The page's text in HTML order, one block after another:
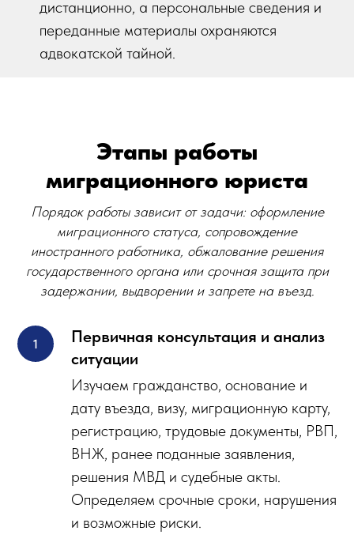
дистанционно, а персональные сведения и
переданные материалы охраняются
адвокатской тайной.
Этапы работы
миграционного юриста
Порядок работы зависит от задачи: оформление
миграционного статуса, сопровождение
иностранного работника, обжалование решения
государственного органа или срочная защита при
задержании, выдворении и запрете на въезд.
Первичная консультация и анализ
ситуации
Изучаем гражданство, основание и
дату въезда, визу, миграционную карту,
регистрацию, трудовые документы, РВП,
ВНЖ, ранее поданные заявления,
решения МВД и судебные акты.
Определяем срочные сроки, нарушения
и возможные риски.